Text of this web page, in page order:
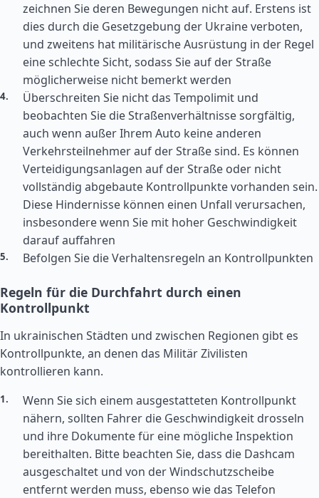
zeichnen Sie deren Bewegungen nicht auf. Erstens ist
dies durch die Gesetzgebung der Ukraine verboten,
und zweitens hat militärische Ausrüstung in der Regel
eine schlechte Sicht, sodass Sie auf der Straße
möglicherweise nicht bemerkt werden
Überschreiten Sie nicht das Tempolimit und
beobachten Sie die Straßenverhältnisse sorgfältig,
auch wenn außer Ihrem Auto keine anderen
Verkehrsteilnehmer auf der Straße sind. Es können
Verteidigungsanlagen auf der Straße oder nicht
vollständig abgebaute Kontrollpunkte vorhanden sein.
Diese Hindernisse können einen Unfall verursachen,
insbesondere wenn Sie mit hoher Geschwindigkeit
darauf auffahren
Befolgen Sie die Verhaltensregeln an Kontrollpunkten
Regeln für die Durchfahrt durch einen
Kontrollpunkt
In ukrainischen Städten und zwischen Regionen gibt es
Kontrollpunkte, an denen das Militär Zivilisten
kontrollieren kann.
Wenn Sie sich einem ausgestatteten Kontrollpunkt
nähern, sollten Fahrer die Geschwindigkeit drosseln
und ihre Dokumente für eine mögliche Inspektion
bereithalten. Bitte beachten Sie, dass die Dashcam
ausgeschaltet und von der Windschutzscheibe
entfernt werden muss, ebenso wie das Telefon